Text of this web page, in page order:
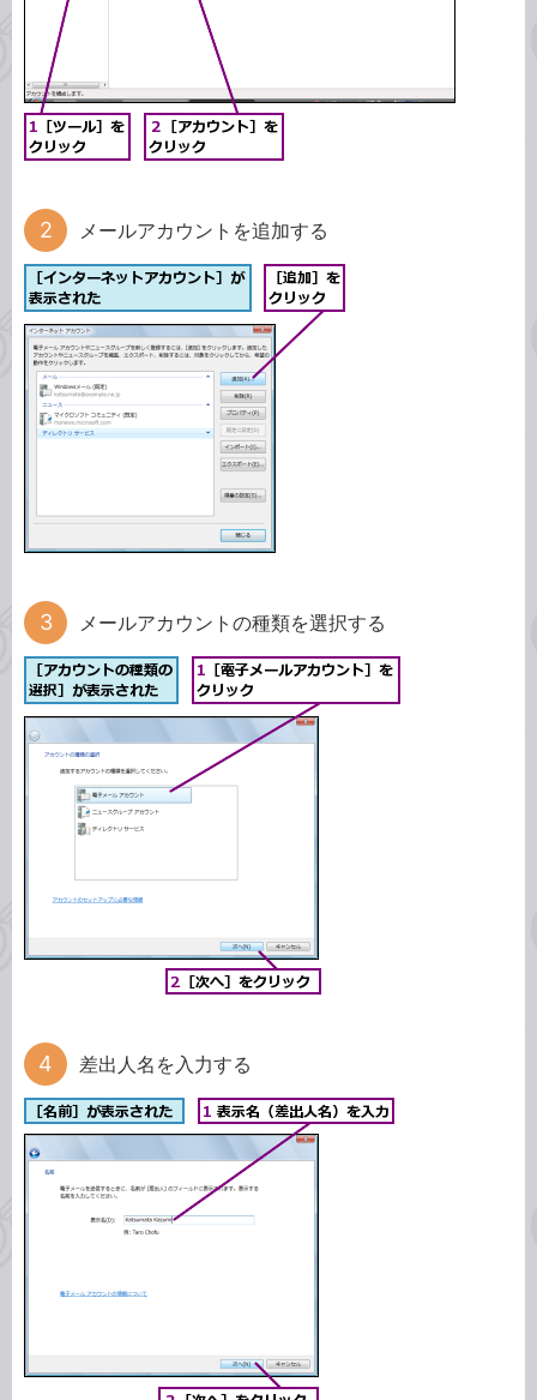
メールアカウントを追加する
メールアカウントの種類を選択する
差出人名を入力する